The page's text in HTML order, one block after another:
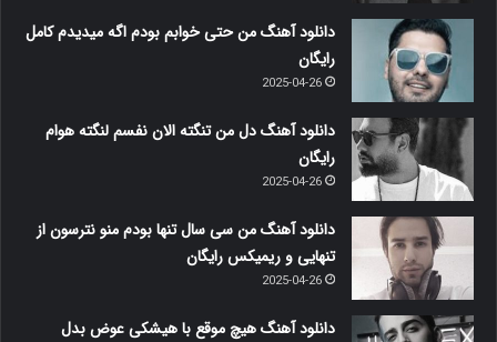
دانلود آهنگ من حتی خوابم بودم اگه میدیدم کامل
رایگان
2025-04-26
دانلود آهنگ دل من تنگته الان نفسم لنگته هوام
رایگان
2025-04-26
دانلود آهنگ من سی سال تنها بودم منو نترسون از
تنهایی و ریمیکس رایگان
2025-04-26
دانلود آهنگ هیچ موقع با هیشکی عوض بدل